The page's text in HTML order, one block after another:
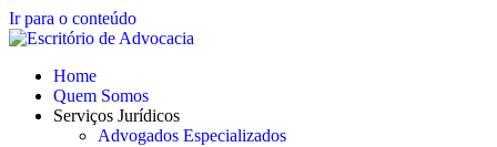
Ir para o conteúdo
Home
Quem Somos
Serviços Jurídicos
Advogados Especializados